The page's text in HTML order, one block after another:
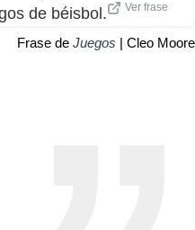
de béisbol.
Ver frase
Frase de Juegos | Cleo Moore